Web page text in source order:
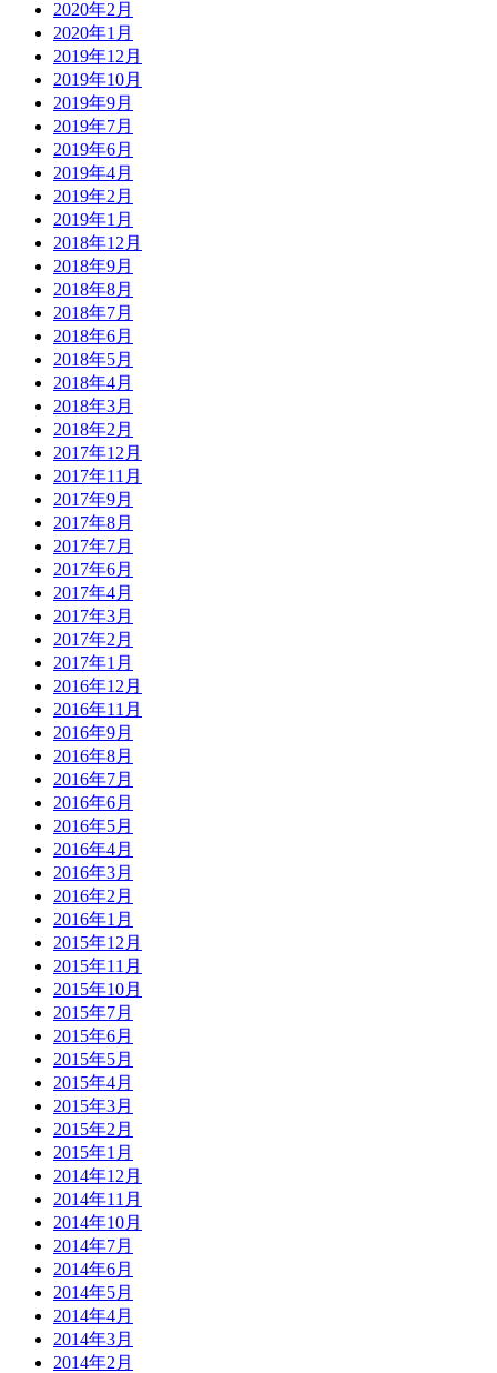
2020年2月
2020年1月
2019年12月
2019年10月
2019年9月
2019年7月
2019年6月
2019年4月
2019年2月
2019年1月
2018年12月
2018年9月
2018年8月
2018年7月
2018年6月
2018年5月
2018年4月
2018年3月
2018年2月
2017年12月
2017年11月
2017年9月
2017年8月
2017年7月
2017年6月
2017年4月
2017年3月
2017年2月
2017年1月
2016年12月
2016年11月
2016年9月
2016年8月
2016年7月
2016年6月
2016年5月
2016年4月
2016年3月
2016年2月
2016年1月
2015年12月
2015年11月
2015年10月
2015年7月
2015年6月
2015年5月
2015年4月
2015年3月
2015年2月
2015年1月
2014年12月
2014年11月
2014年10月
2014年7月
2014年6月
2014年5月
2014年4月
2014年3月
2014年2月